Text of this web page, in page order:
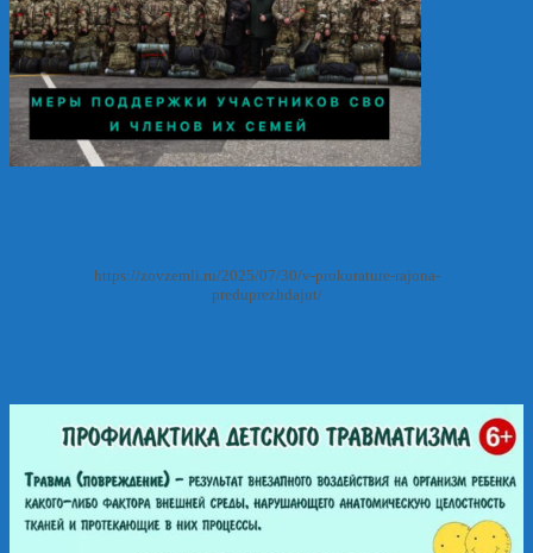
https://zovzemli.ru/2025/07/30/v-prokurature-rajona-
preduprezhdajut/